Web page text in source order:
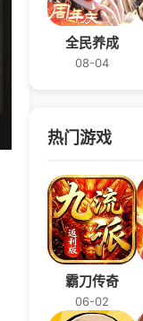
全民养成
08-04
热门游戏
霸刀传奇
06-02